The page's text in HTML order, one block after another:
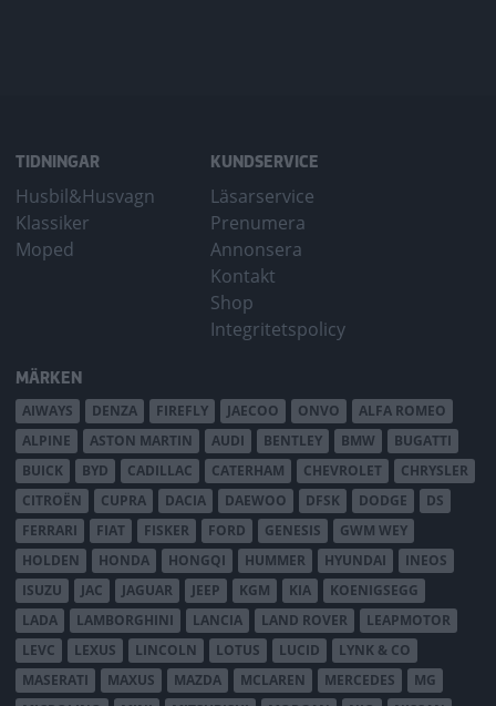
TIDNINGAR
Husbil&Husvagn
Klassiker
Moped
KUNDSERVICE
Läsarservice
Prenumera
Annonsera
Kontakt
Shop
Integritetspolicy
MÄRKEN
AIWAYS DENZA FIREFLY JAECOO ONVO
ALFA ROMEO
ALPINE
ASTON MARTIN AUDI BENTLEY BMW
BUGATTI
BUICK
BYD CADILLAC CATERHAM CHEVROLET
CHRYSLER
CITROËN
CUPRA DACIA DAEWOO DFSK DODGE
DS
FERRARI
FIAT FISKER FORD GENESIS
GWM WEY
HOLDEN
HONDA HONGQI HUMMER HYUNDAI
INEOS
ISUZU
JAC JAGUAR JEEP KGM KIA
KOENIGSEGG
LADA
LAMBORGHINI LANCIA LAND ROVER
LEAPMOTOR
LEVC
LEXUS LINCOLN LOTUS LUCID
LYNK & CO
MASERATI
MAXUS MAZDA MCLAREN MERCEDES
MG